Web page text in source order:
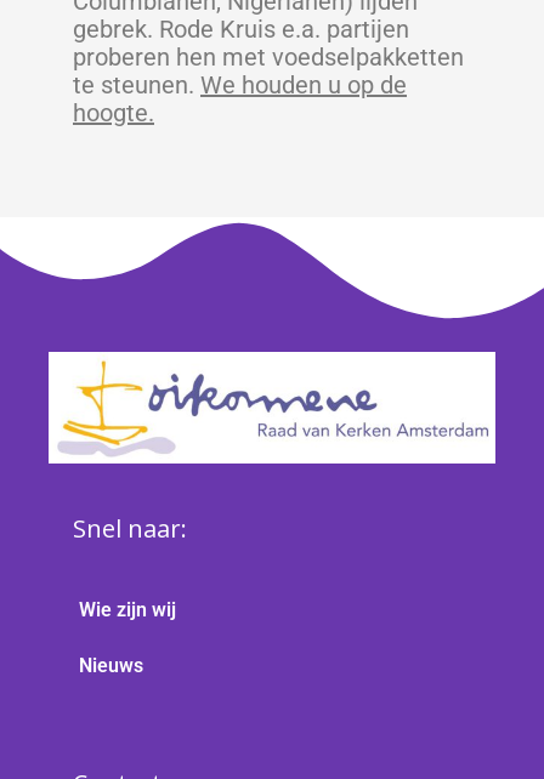
gebrek. Rode Kruis e.a. partijen
proberen hen met voedselpakketten
te steunen. We houden u op de
hoogte.
Snel naar:
Wie zijn wij
Nieuws